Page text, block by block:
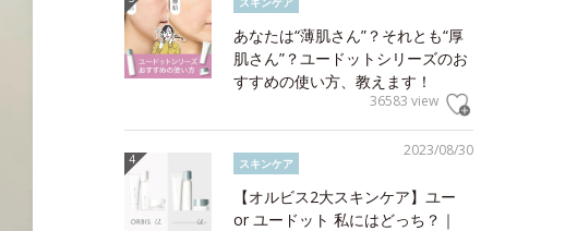
あなたは“薄肌さん”？それとも“厚
肌さん”？ユードットシリーズのお
すすめの使い方、教えます！
36583 view
2023/08/30
スキンケア
【オルビス2大スキンケア】ユー
or ユードット 私にはどっち？｜